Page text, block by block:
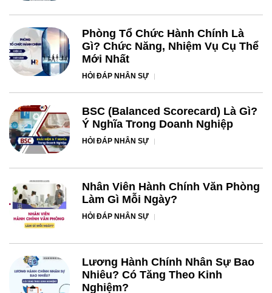
Phòng Tổ Chức Hành Chính Là
Gì? Chức Năng, Nhiệm Vụ Cụ Thể
Mới Nhất
HỎI ĐÁP NHÂN SỰ
BSC (Balanced Scorecard) Là Gì?
Ý Nghĩa Trong Doanh Nghiệp
HỎI ĐÁP NHÂN SỰ
Nhân Viên Hành Chính Văn Phòng
Làm Gì Mỗi Ngày?
HỎI ĐÁP NHÂN SỰ
Lương Hành Chính Nhân Sự Bao
Nhiêu? Có Tăng Theo Kinh
Nghiệm?